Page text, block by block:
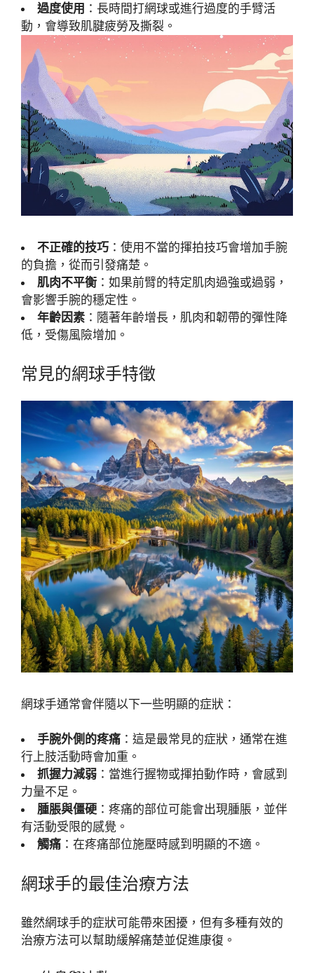
過度使用 ：長時間打網球或進行過度的手臂活
動，會導致肌腱疲勞及撕裂。
不正確的技巧 ：使用不當的揮拍技巧會增加手腕
的負擔，從而引發痛楚。
肌肉不平衡 ：如果前臂的特定肌肉過強或過弱，
會影響手腕的穩定性。
年齡因素 ：隨著年齡增長，肌肉和韌帶的彈性降
低，受傷風險增加。
常見的網球手特徵
網球手通常會伴隨以下一些明顯的症狀：
手腕外側的疼痛 ：這是最常見的症狀，通常在進
行上肢活動時會加重。
抓握力減弱 ：當進行握物或揮拍動作時，會感到
力量不足。
腫脹與僵硬 ：疼痛的部位可能會出現腫脹，並伴
有活動受限的感覺。
觸痛 ：在疼痛部位施壓時感到明顯的不適。
網球手的最佳治療方法
雖然網球手的症狀可能帶來困擾，但有多種有效的
治療方法可以幫助緩解痛楚並促進康復。